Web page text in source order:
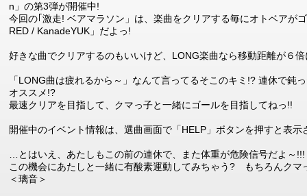
n」の第3弾が開催中!
今回の｢激走! ベアマラソン」は、楽曲をクリアする毎にオトベアが
RED / KanadeYUK」だよっ!
好きな曲でクリアするのもいいけど、LONG楽曲なら移動距離が６
「LONG曲は疲れるから～」なんて言ってるそこのキミ!? 連休で鈍
オススメ!?
最速クリアを目指して、クマっ子と一緒にゴールを目指してねっ!!
開催中のイベント情報は、選曲画面で「HELP」ボタンを押すと表
…とはいえ、あたしもこの前の連休で、また体重が危険信号だよ～
この機会にあたしと一緒に有酸素運動してみちゃう? もちろんクマ
＜璃音＞